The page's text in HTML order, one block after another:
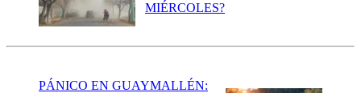
MIÉRCOLES?
PÁNICO EN GUAYMALLÉN: